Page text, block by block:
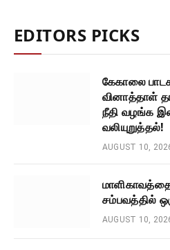
EDITORS PICKS
கேகாலை
வினாத்தாள்
நீதி வழங்க
வலியுறுத்தல்!
AUGUST 10,
மாளிகாவத்தை
சம்பவத்தில்
AUGUST 10,